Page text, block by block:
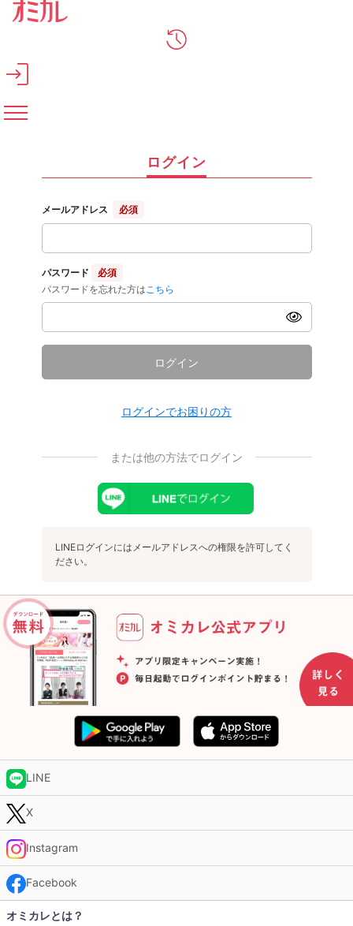
メインコンテンツへスキップ
ログイン
メールアドレス 必須
パスワード
必須
パスワードを忘れた方は こちら
ログイン
ログインでお困りの方
または他の方法でログイン
LINEログインにはメールアドレスへの権限を許可してく
ださい。
LINE
X
Instagram
Facebook
オミカレとは？